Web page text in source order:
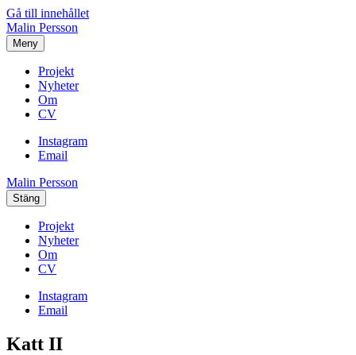
Gå till innehållet
Malin Persson
Meny
Projekt
Nyheter
Om
CV
Instagram
Email
Malin Persson
Stäng
Projekt
Nyheter
Om
CV
Instagram
Email
Katt II